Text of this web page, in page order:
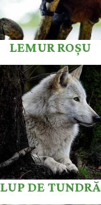
LEMUR ROȘU
LUP DE TUNDRĂ